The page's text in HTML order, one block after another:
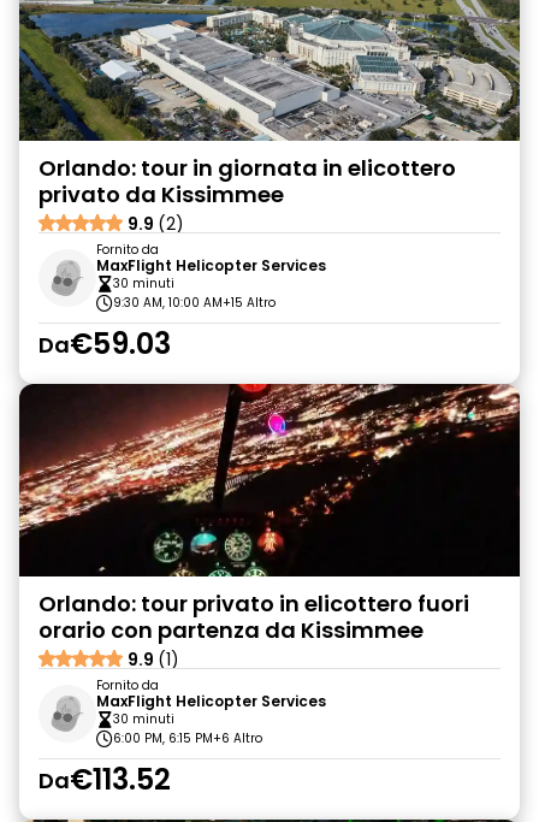
Orlando: tour in giornata in elicottero
privato da Kissimmee
9.9 (2)
Fornito da
MaxFlight Helicopter Services
30 minuti
9:30 AM, 10:00 AM+15 Altro
Da€59.03
Orlando: tour privato in elicottero fuori
orario con partenza da Kissimmee
9.9 (1)
Fornito da
MaxFlight Helicopter Services
30 minuti
6:00 PM, 6:15 PM+6 Altro
Da€113.52